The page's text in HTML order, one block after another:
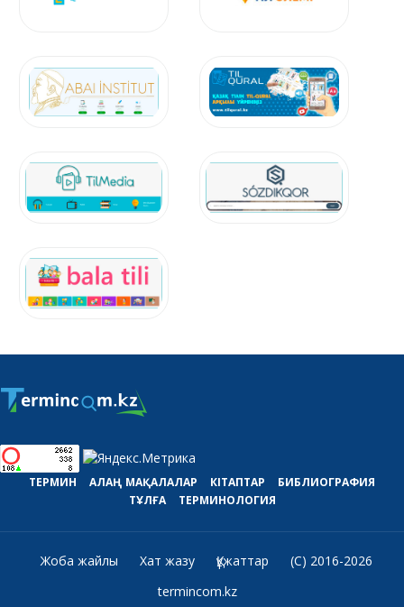
ТЕРМИН АЛАҢ МАҚАЛАЛАР КІТАПТАР
БИБЛИОГРАФИЯ
ТҰЛҒА
ТЕРМИНОЛОГИЯ
Жоба жайлы Хат жазу Құжаттар
(C) 2016-2026
termincom.kz